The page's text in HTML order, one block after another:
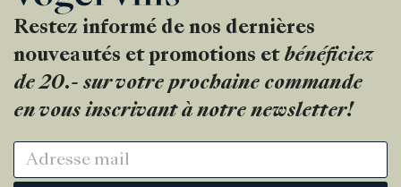
Restez informé de nos dernières
nouveautés et promotions et bénéficiez
de 20.- sur votre prochaine commande
en vous inscrivant à notre newsletter!